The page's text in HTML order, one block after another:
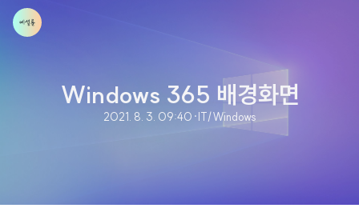
Windows 365 배경화면
2021. 8. 3. 09:40 ·IT/Windows